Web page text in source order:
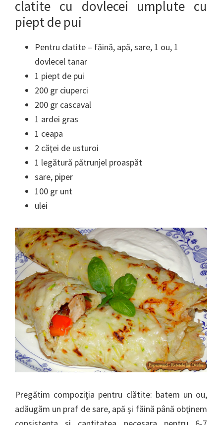
clatite cu dovlecei umplute cu
piept de pui
Pentru clatite – făină, apă, sare, 1 ou, 1
dovlecel tanar
1 piept de pui
200 gr ciuperci
200 gr cascaval
1 ardei gras
1 ceapa
2 căţei de usturoi
1 legătură pătrunjel proaspăt
sare, piper
100 gr unt
ulei
Pregătim compoziţia pentru clătite: batem un ou,
adăugăm un praf de sare, apă şi făină până obţinem